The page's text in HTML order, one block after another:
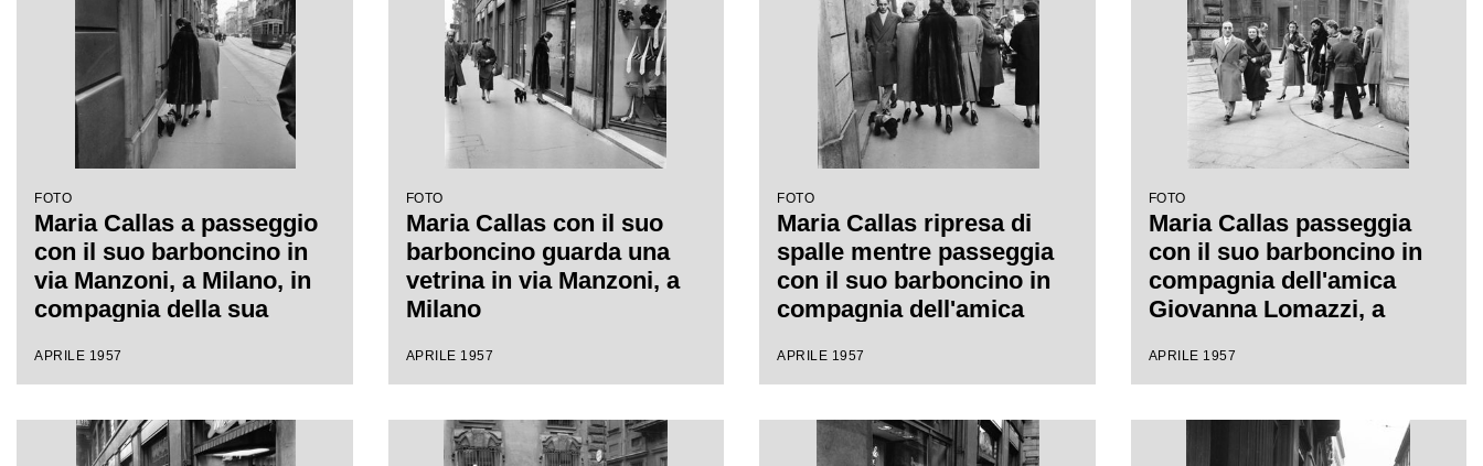
FOTO
Maria Callas a passeggio
con il suo barboncino in
via Manzoni, a Milano, in
compagnia della sua
APRILE 1957
FOTO
Maria Callas con il suo
barboncino guarda una
vetrina in via Manzoni, a
Milano
APRILE 1957
FOTO
Maria Callas ripresa di
spalle mentre passeggia
con il suo barboncino in
compagnia dell'amica
destra, e della sua
a Milano
APRILE 1957
FOTO
Maria Callas passeggia
con il suo barboncino in
compagnia dell'amica
Giovanna Lomazzi, a
segretaria, in via Manzoni
APRILE 1957